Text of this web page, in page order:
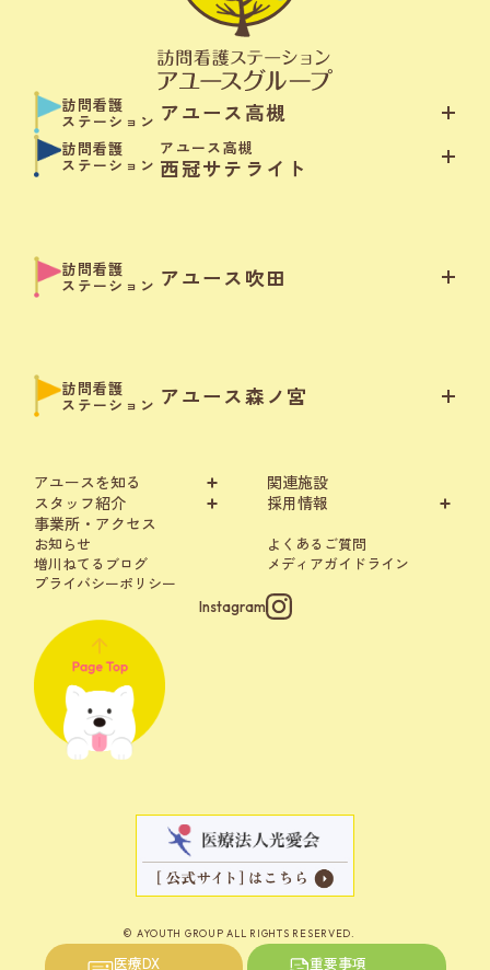
訪問看護
ステーション アユース高槻
訪問看護
ステーション
アユース高槻
西冠サテライト
訪問看護
ステーション アユース吹田
訪問看護
ステーション アユース森ノ宮
アユースを知る
スタッフ紹介
事業所・アクセス
関連施設
採用情報
お知らせ
よくあるご質問
増川ねてるブログ
メディアガイドライン
プライバシーポリシー
Instagram
© AYOUTH GROUP ALL RIGHTS RESERVED.
医療DX 重要事項